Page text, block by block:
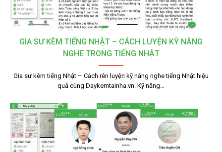
GIA SƯ KÈM TIẾNG NHẬT – CÁCH LUYỆN KỸ NĂNG
NGHE TRONG TIẾNG NHẬT
Gia sư kèm tiếng Nhật – Cách rèn luyện kỹ năng nghe tiếng Nhật hiệu
quả cùng Daykemtainha.vn. Kỹ năng…